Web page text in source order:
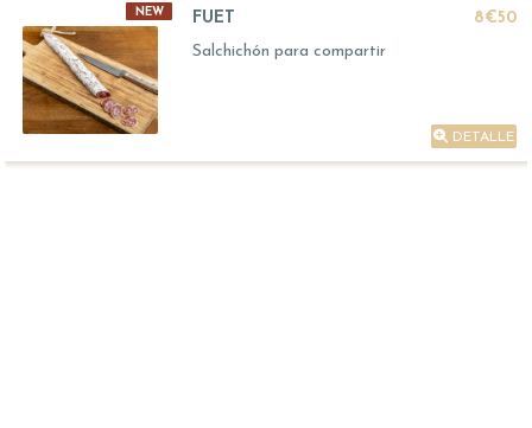
NEW FUET
8€50
Salchichón para compartir
DETALLE